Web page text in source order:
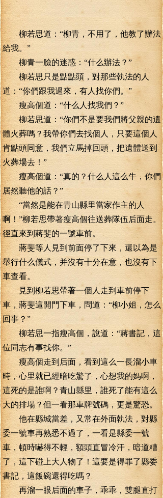
柳若思道：“柳青，不用了，他教了辦法
給我。”
柳青一臉的迷惑：“什么辦法？”
柳若思只是點點頭，對那些執法的人
道：“你們跟我過來，有人找你們。”
瘦高個道：“什么人找我們？”
柳若思道：“你們不是要我們將父親的遺
體火葬嗎？我帶你們去找個人，只要這個人
肯點頭同意，我們立馬掉回頭，把遺體送到
火葬場去！”
瘦高個道：“真的？什么人這么牛，你們
居然聽他的話？”
“當然是能在青山縣里當家作主的人
啊！”柳若思帶著瘦高個往送葬隊伍后面走。
徑直來到蔣斐的一號車前。
蔣斐等人見到前面停了下來，還以為是
舉行什么儀式，并沒有十分在意，也沒有下
車查看。
見到柳若思帶著一個人走到車前停下
車，蔣斐這開門下車，問道：“柳小姐，怎么
回事？”
柳若思一指瘦高個，說道：“蔣書記，這
位同志有事找你。”
瘦高個走到后面，看到這么一長溜小車
時，心里就已經暗吃驚了，心想我的媽啊，
這死的是誰啊？青山縣里，誰死了能有這么
大的排場？但一看那車牌號碼，更是驚恐。
他在縣城當差，又常在外面執法，對縣
委一號車再熟悉不過了，一看是縣委一號
車，頓時嚇得不輕，額頭直冒冷汗，暗道糟
了，這下碰上大人物了！這要是得罪了縣委
書記，這飯碗還得吃嗎？
再溜一眼后面的車子，乖乖，雙腿直打